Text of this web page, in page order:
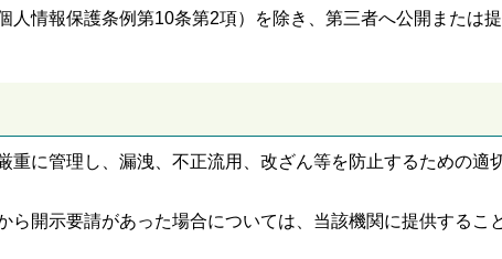
人情報保護条例第10条第2項）を除き、第三者へ公開または
重に管理し、漏洩、不正流用、改ざん等を防止するための適
ら開示要請があった場合については、当該機関に提供するこ